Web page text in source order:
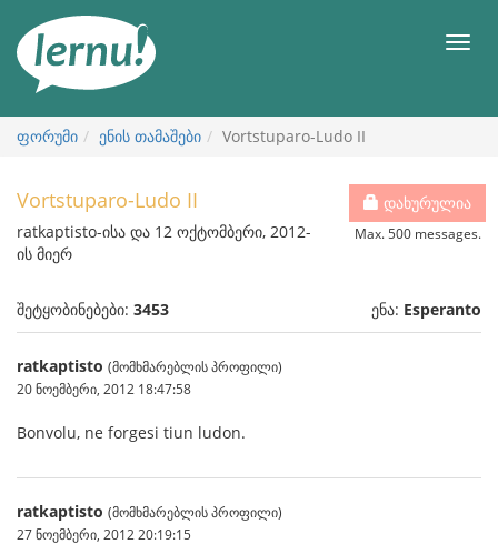
ნახვა
მენიუ
ფორუმი ენის თამაშები Vortstuparo-Ludo II
დახურულია
Max. 500 messages.
Vortstuparo-Ludo II
ratkaptisto-ისა და 12 ოქტომბერი, 2012-
ის მიერ
შეტყობინებები: 3453 ენა: Esperanto
ratkaptisto (მომხმარებლის პროფილი)
20 ნოემბერი, 2012 18:47:58
Bonvolu, ne forgesi tiun ludon.
ratkaptisto (მომხმარებლის პროფილი)
27 ნოემბერი, 2012 20:19:15